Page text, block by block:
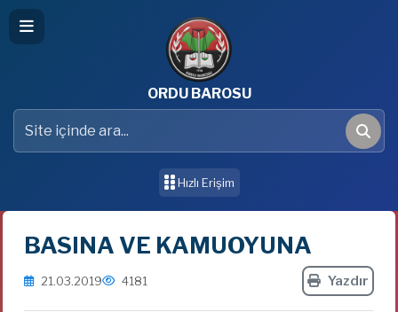
ORDU BAROSU
Site içinde ara
Ara
Hızlı Erişim
BASINA VE KAMUOYUNA
21.03.2019 4181 Yazdır